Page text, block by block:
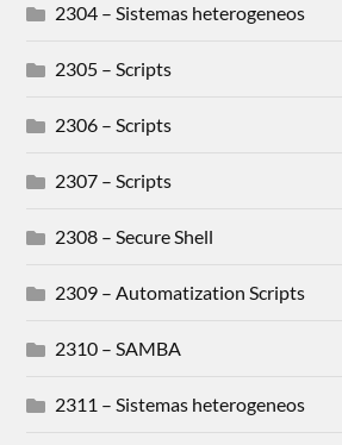
2304 – Sistemas heterogeneos
2305 – Scripts
2306 – Scripts
2307 – Scripts
2308 – Secure Shell
2309 – Automatization Scripts
2310 – SAMBA
2311 – Sistemas heterogeneos